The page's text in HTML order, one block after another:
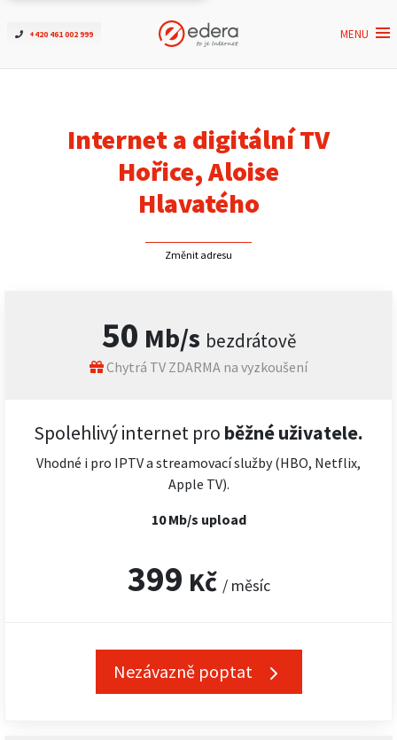
+420 461 002 999 MENU
Ověřit dostupnost
ČEZNET TV
Internet a digitální TV
Hořice, Aloise
Hlavatého
Změnit adresu
50 Mb/s bezdrátově
Chytrá TV ZDARMA na vyzkoušení
Spolehlivý internet pro běžné uživatele.
Vhodné i pro IPTV a streamovací služby (HBO, Netflix,
Apple TV).
10 Mb/s upload
399 Kč / měsíc
Nezávazně poptat